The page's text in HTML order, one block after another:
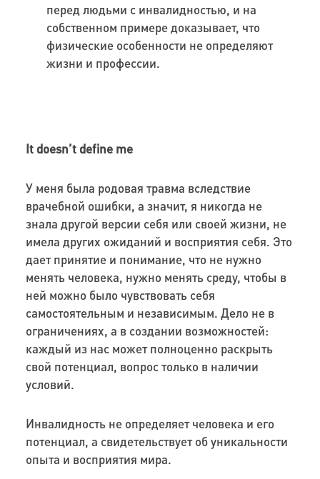
перед людьми с инвалидностью, и на
собственном примере доказывает, что
физические особенности не определяют
жизни и профессии.
It doesn’t define me
У меня была родовая травма вследствие
врачебной ошибки, а значит, я никогда не
знала другой версии себя или своей жизни, не
имела других ожиданий и восприятия себя. Это
дает принятие и понимание, что не нужно
менять человека, нужно менять среду, чтобы в
ней можно было чувствовать себя
самостоятельным и независимым. Дело не в
ограничениях, а в создании возможностей:
каждый из нас может полноценно раскрыть
свой потенциал, вопрос только в наличии
условий.
Инвалидность не определяет человека и его
потенциал, а свидетельствует об уникальности
опыта и восприятия мира.